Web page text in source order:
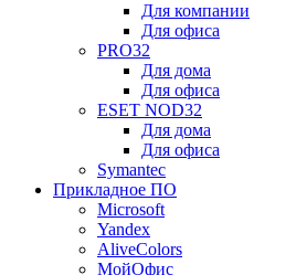
Для компании
Для офиса
PRO32
Для дома
Для офиса
ESET NOD32
Для дома
Для офиса
Symantec
Прикладное ПО
Microsoft
Yandex
AliveColors
МойОфис